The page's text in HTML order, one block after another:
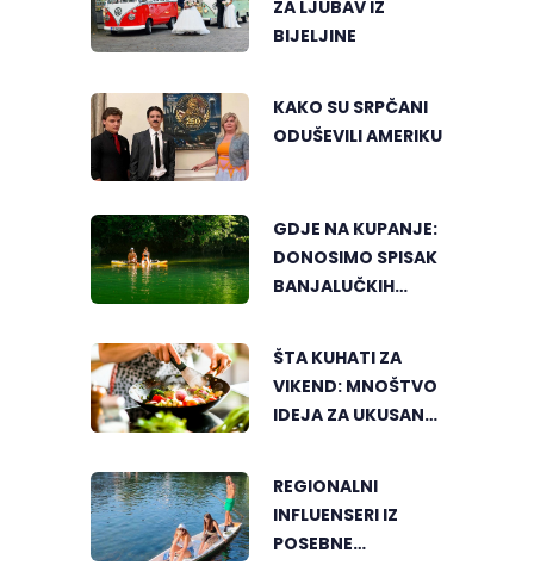
ZA LJUBAV IZ
BIJELJINE
KAKO SU SRPČANI
ODUŠEVILI AMERIKU
GDJE NA KUPANJE:
DONOSIMO SPISAK
BANJALUČKIH
OSVJEŽENJE
TEKOM LJETNIH
ŠTA KUHATI ZA
VIKEND: MNOŠTVO
IDEJA ZA UKUSAN
REGIONALNI
INFLUENSERI IZ
POSEBNE